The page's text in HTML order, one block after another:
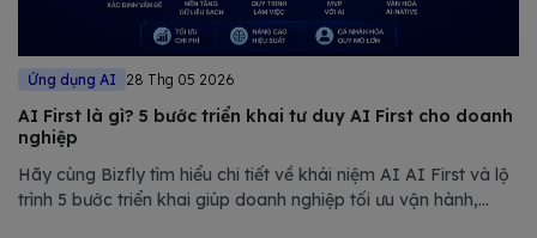
Ứng dụng AI 28 Thg 05 2026
AI First là gì? 5 bước triển khai tư duy AI First cho doanh
nghiệp
Hãy cùng Bizfly tìm hiểu chi tiết về khái niệm AI AI First và lộ
trình 5 bước triển khai giúp doanh nghiệp tối ưu vận hành,